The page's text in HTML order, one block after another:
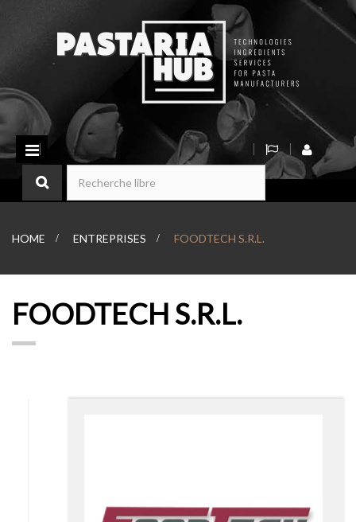
Basculer
la
navigation
HOME > ENTREPRISES > FOODTECH S.R.L.
FOODTECH S.R.L.